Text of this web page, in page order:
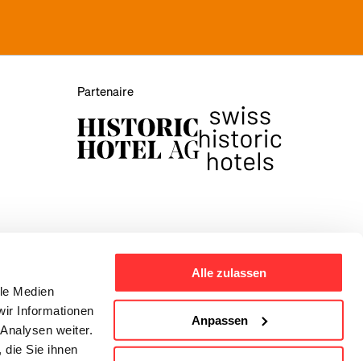
Medien
Informationen
weiter.
die Sie ihnen
Alle zulassen
Anpassen
Partenaire